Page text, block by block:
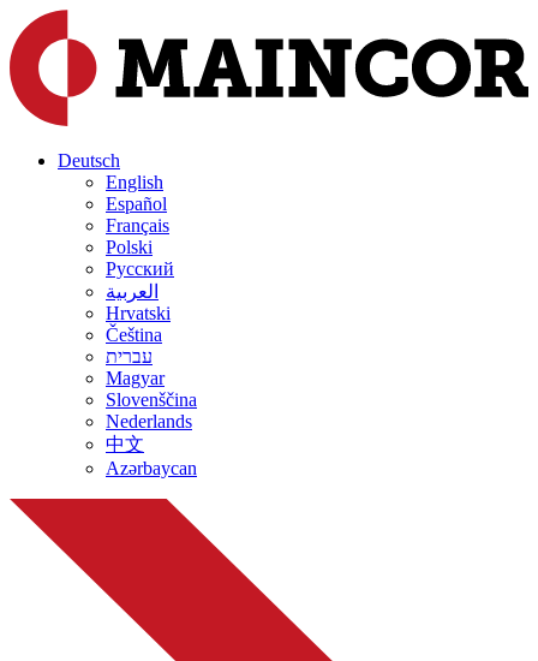
Deutsch
English
Español
Français
Polski
Русский
العربية
Hrvatski
Čeština
עברית
Magyar
Slovenščina
Nederlands
中文
Azərbaycan